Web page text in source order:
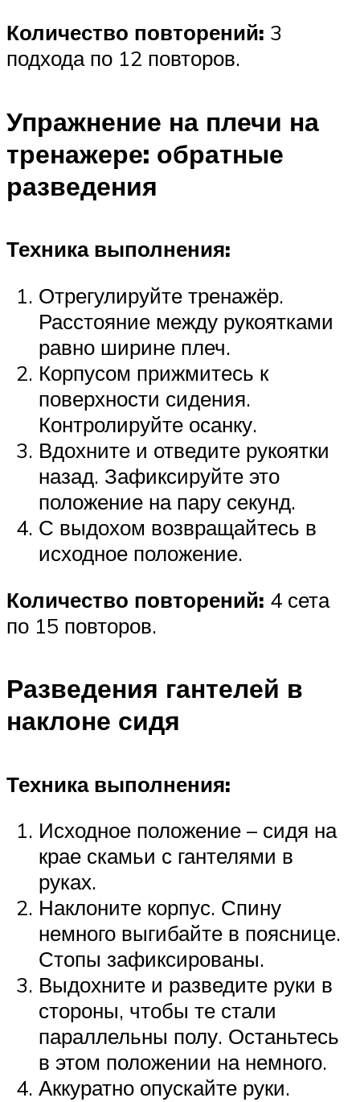
Количество повторений: 3
подхода по 12 повторов.
Упражнение на плечи на
тренажере: обратные
разведения
Техника выполнения:
Отрегулируйте тренажёр.
Расстояние между рукоятками
равно ширине плеч.
Корпусом прижмитесь к
поверхности сидения.
Контролируйте осанку.
Вдохните и отведите рукоятки
назад. Зафиксируйте это
положение на пару секунд.
С выдохом возвращайтесь в
исходное положение.
Количество повторений: 4 сета
по 15 повторов.
Разведения гантелей в
наклоне сидя
Техника выполнения:
Исходное положение – сидя на
крае скамьи с гантелями в
руках.
Наклоните корпус. Спину
немного выгибайте в пояснице.
Стопы зафиксированы.
Выдохните и разведите руки в
стороны, чтобы те стали
параллельны полу. Останьтесь
в этом положении на немного.
Аккуратно опускайте руки.